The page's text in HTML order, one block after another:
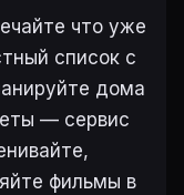
что уже
список с
дома
— сервис
фильмы в